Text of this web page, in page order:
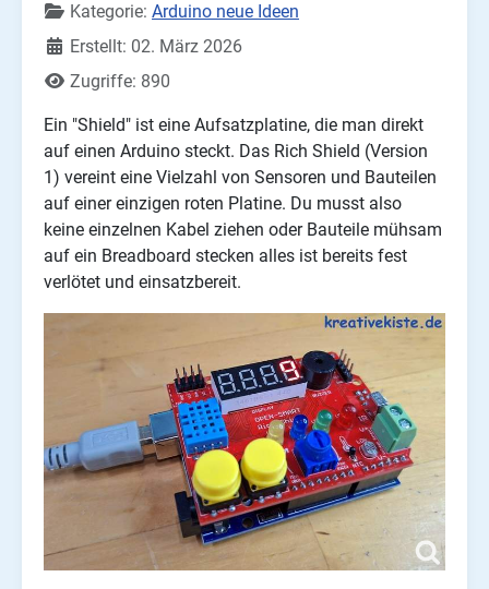
Kategorie: Arduino neue Ideen
Erstellt: 02. März 2026
Zugriffe: 890
Ein "Shield" ist eine Aufsatzplatine, die man direkt
auf einen Arduino steckt. Das Rich Shield (Version
1) vereint eine Vielzahl von Sensoren und Bauteilen
auf einer einzigen roten Platine. Du musst also
keine einzelnen Kabel ziehen oder Bauteile mühsam
auf ein Breadboard stecken alles ist bereits fest
verlötet und einsatzbereit.